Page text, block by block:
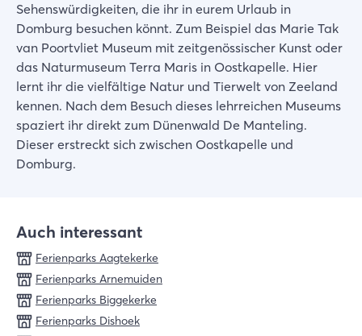
Sehenswürdigkeiten, die ihr in eurem Urlaub in
Domburg besuchen könnt. Zum Beispiel das Marie Tak
van Poortvliet Museum mit zeitgenössischer Kunst oder
das Naturmuseum Terra Maris in Oostkapelle. Hier
lernt ihr die vielfältige Natur und Tierwelt von Zeeland
kennen. Nach dem Besuch dieses lehrreichen Museums
spaziert ihr direkt zum Dünenwald De Manteling.
Dieser erstreckt sich zwischen Oostkapelle und
Domburg.
Auch interessant
Ferienparks Aagtekerke
Ferienparks Arnemuiden
Ferienparks Biggekerke
Ferienparks Dishoek